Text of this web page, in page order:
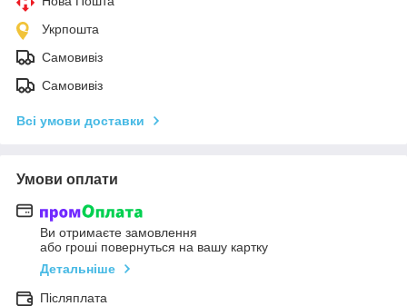
Укрпошта
Самовивіз
Самовивіз
Всі умови доставки
Умови оплати
Ви отримаєте замовлення
або гроші повернуться на вашу картку
Детальніше
Післяплата